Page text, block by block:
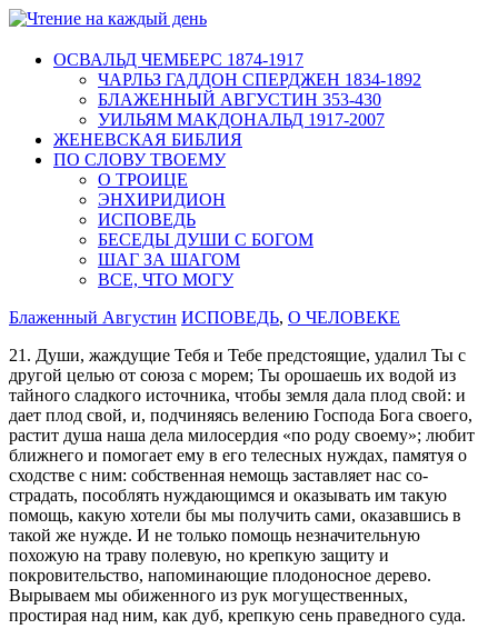
ОСВАЛЬД ЧЕМБЕРС 1874-1917
ЧАРЛЬЗ ГАДДОН СПЕРДЖЕН 1834-1892
БЛАЖЕННЫЙ АВГУСТИН 353-430
УИЛЬЯМ МАКДОНАЛЬД 1917-2007
ЖЕНЕВСКАЯ БИБЛИЯ
ПО СЛОВУ ТВОЕМУ
О ТРОИЦЕ
ЭНХИРИДИОН
ИСПОВЕДЬ
БЕСЕДЫ ДУШИ С БОГОМ
ШАГ ЗА ШАГОМ
ВСЕ, ЧТО МОГУ
Блаженный Августин ИСПОВЕДЬ, О ЧЕЛОВЕКЕ
21. Души, жаждущие Тебя и Тебе предстоящие, удалил Ты с
другой целью от союза с морем; Ты орошаешь их водой из
тайного сладкого источника, чтобы земля дала плод свой: и
дает плод свой, и, подчиняясь велению Господа Бога своего,
растит душа наша дела милосердия «по роду своему»; любит
ближнего и помогает ему в его телесных нуждах, памятуя о
сходстве с ним: собственная немощь заставляет нас со-
страдать, пособлять нуждающимся и оказывать им такую
помощь, какую хотели бы мы получить сами, оказавшись в
такой же нужде. И не только помощь незначительную
похожую на траву полевую, но крепкую защиту и
покровительство, напоминающие плодоносное дерево.
Вырываем мы обиженного из рук могущественных,
простирая над ним, как дуб, крепкую сень праведного суда.